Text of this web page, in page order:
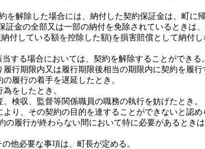
を解除した場合には、納付した契約保証金は、町に
証金の全部又は一部の納付を免除されているときは
付している額を控除した額)を損害賠償として納付し
する場合においては、契約を解除することができる。
行期限内又は履行期限後相当の期限内に契約を履
履行の着手を遅延したとき。
をしたとき。
検収、監督等関係職員の職務の執行を妨げたとき。
り、その契約の目的を達することができないと認め
の履行が終わらない間において特に必要があるとき
他必要な事項は、町長が定める。